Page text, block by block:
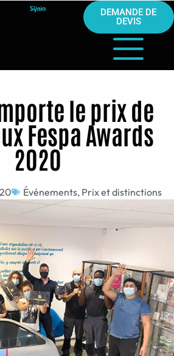
DEMANDE DE
DEVIS
le prix de
Fespa Awards
2020
Événements, Prix et distinctions